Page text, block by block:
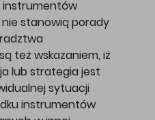
instrumentów
stanowią porady
też wskazaniem, iż
lub strategia jest
sytuacji
instrumentów